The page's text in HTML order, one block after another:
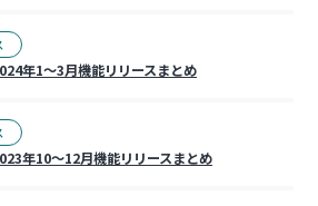
年1～3月機能リリースまとめ
年10～12月機能リリースまとめ